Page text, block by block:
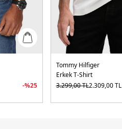
-%25
Tommy Hilfiger
Erkek T-Shirt
3.299,00TL2.309,00TL